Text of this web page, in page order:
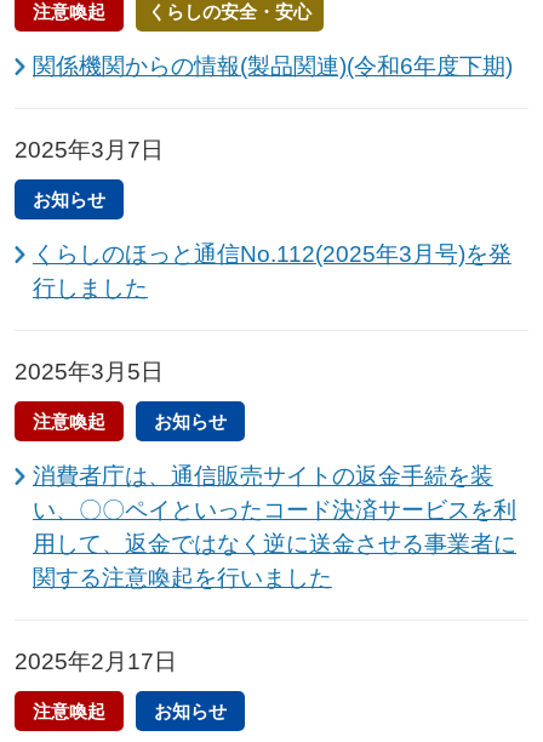
注意喚起 くらしの安全・安心
関係機関からの情報(製品関連)(令和6年度下期)
2025年3月7日
お知らせ
くらしのほっと通信No.112(2025年3月号)を発
行しました
2025年3月5日
注意喚起 お知らせ
消費者庁は、通信販売サイトの返金手続を装
い、〇〇ペイといったコード決済サービスを利
用して、返金ではなく逆に送金させる事業者に
関する注意喚起を行いました
2025年2月17日
注意喚起 お知らせ